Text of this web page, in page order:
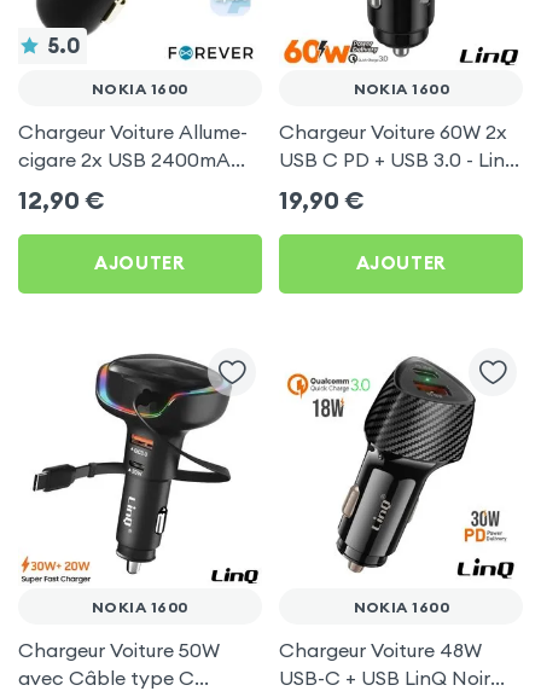
5.0
NOKIA 1600
Chargeur Voiture Allume-
cigare 2x USB 2400mA
pour Nokia 1600
12,90 €
AJOUTER
NOKIA 1600
Chargeur Voiture 60W 2x
USB C PD + USB 3.0 - LinQ
pour Nokia 1600
19,90 €
AJOUTER
NOKIA 1600
Chargeur Voiture 50W
avec Câble type C
NOKIA 1600
Chargeur Voiture 48W
USB-C + USB LinQ Noir